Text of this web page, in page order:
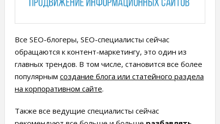
Все SEO-блогеры, SEO-специалисты сейчас
обращаются к контент-маркетингу, это один из
главных трендов. В том числе, становится все более
популярным создание блога или статейного раздела
на корпоративном сайте.
Также все ведущие специалисты сейчас